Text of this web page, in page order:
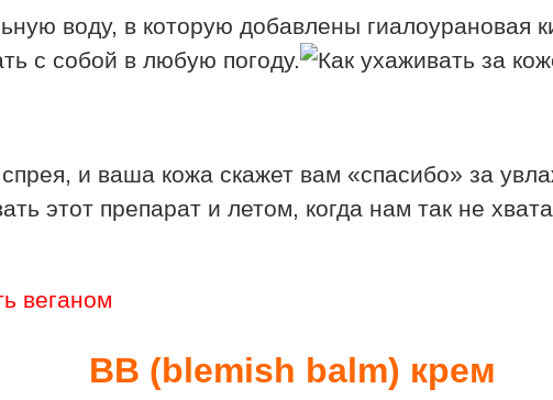
воду, в которую добавлены гиалоурановая
с собой в любую погоду.
и ваша кожа скажет вам «спасибо» за
этот препарат и летом, когда нам так не
веганом
ВВ (blemish balm) крем